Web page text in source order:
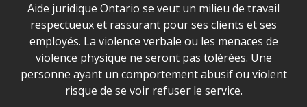
Déclaration sur la sécurité dans les locaux d'AJO.
Aide juridique Ontario se veut un milieu de travail
respectueux et rassurant pour ses clients et ses
employés. La violence verbale ou les menaces de
violence physique ne seront pas tolérées. Une
personne ayant un comportement abusif ou violent
risque de se voir refuser le service.